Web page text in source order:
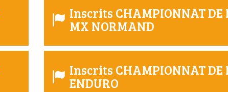
Inscrits CHAMPIONNAT DE
MX NORMAND
Inscrits CHAMPIONNAT DE
ENDURO